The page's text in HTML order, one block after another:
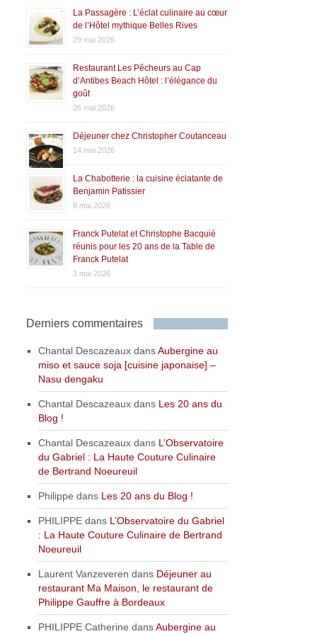
La Passagère : L’éclat culinaire au cœur
de l’Hôtel mythique Belles Rives
29 mai 2026
Restaurant Les Pêcheurs au Cap
d’Antibes Beach Hôtel : l’élégance du
goût
26 mai 2026
Déjeuner chez Christopher Coutanceau
14 mai 2026
La Chabotterie : la cuisine éclatante de
Benjamin Patissier
8 mai 2026
Franck Putelat et Christophe Bacquié
réunis pour les 20 ans de la Table de
Franck Putelat
3 mai 2026
Derniers commentaires
Chantal Descazeaux dansAubergine au
miso et sauce soja [cuisine japonaise] –
Nasu dengaku
Chantal Descazeaux dans Les 20 ans du
Blog !
Chantal Descazeaux dans L’Observatoire
du Gabriel : La Haute Couture Culinaire
de Bertrand Noeureuil
Philippe dans Les 20 ans du Blog !
PHILIPPE dans L’Observatoire du Gabriel
: La Haute Couture Culinaire de Bertrand
Noeureuil
Laurent Vanzeveren dans Déjeuner au
restaurant Ma Maison, le restaurant de
Philippe Gauffre à Bordeaux
PHILIPPE Catherine dansAubergine au